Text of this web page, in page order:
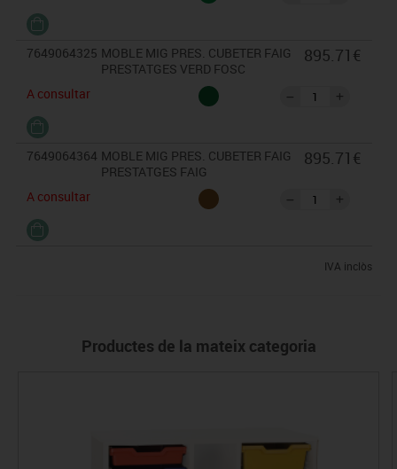
7649064325 MOBLE MIG PRES. CUBETER FAIG
PRESTATGES VERD FOSC
A consultar
895.71€
7649064364 MOBLE MIG PRES. CUBETER FAIG
PRESTATGES FAIG
A consultar
895.71€
IVA inclòs
Productes de la mateix categoria